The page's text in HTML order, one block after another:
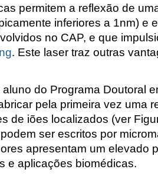
permitem a reflexão de
inferiores a 1nm) e
no CAP, e que
. Este laser traz outras
aluno do Programa Doutoral
pela primeira vez uma
de iões localizados (ver
ser escritos por
apresentam um elevado
e aplicações biomédicas.